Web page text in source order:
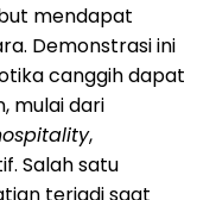
mendapat
Demonstrasi ini
canggih dapat
mulai dari
,
Salah satu
terjadi saat